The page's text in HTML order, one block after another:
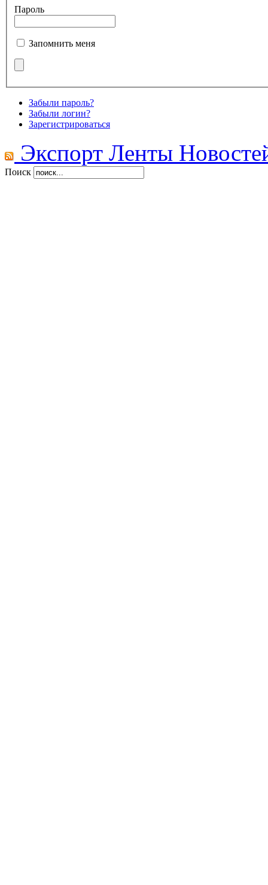
Пароль
Запомнить меня
Забыли пароль?
Забыли логин?
Зарегистрироваться
Экспорт Ленты
Поиск